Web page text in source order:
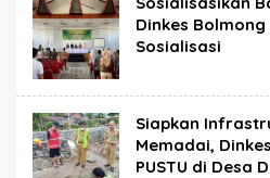
Dinkes
Sosialisasi
Siapkan
Memadai,
PUSTU di Desa